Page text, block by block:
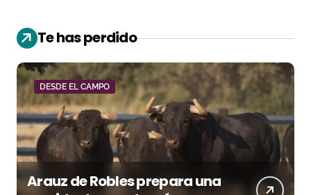
Te has perdido
DESDE EL CAMPO
Arauz de Robles prepara una